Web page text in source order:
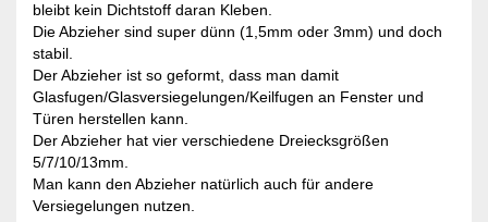
bleibt kein Dichtstoff daran Kleben.
Die Abzieher sind super dünn (1,5mm oder 3mm) und doch
stabil.
Der Abzieher ist so geformt, dass man damit
Glasfugen/Glasversiegelungen/Keilfugen an Fenster und
Türen herstellen kann.
Der Abzieher hat vier verschiedene Dreiecksgrößen
5/7/10/13mm.
Man kann den Abzieher natürlich auch für andere
Versiegelungen nutzen.